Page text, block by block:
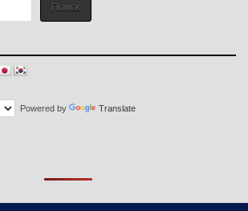
Поиск
Powered by Translate